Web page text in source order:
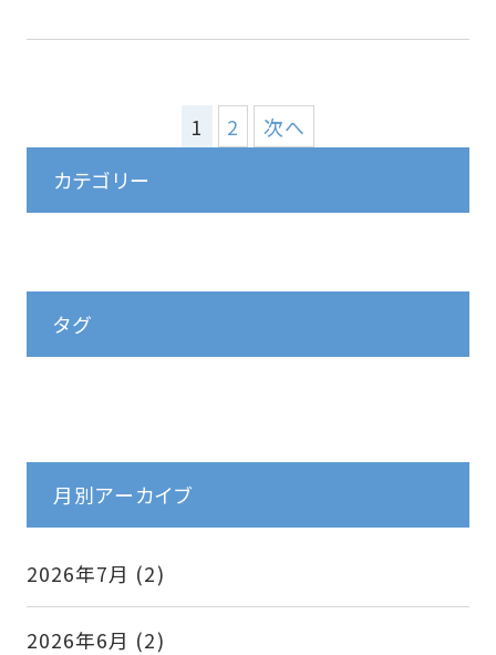
送
1 2
次へ
カテゴリー
タグ
月別アーカイブ
2026年7月 (2)
2026年6月 (2)